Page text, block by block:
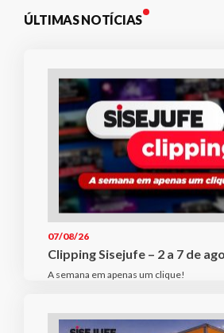
ÚLTIMAS NOTÍCIAS
07/08/26
Clipping Sisejufe – 2 a 7 de
A semana em apenas um clique!